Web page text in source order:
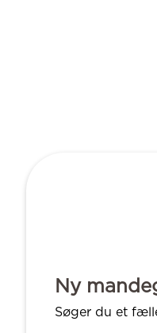
Ny
Søger du et